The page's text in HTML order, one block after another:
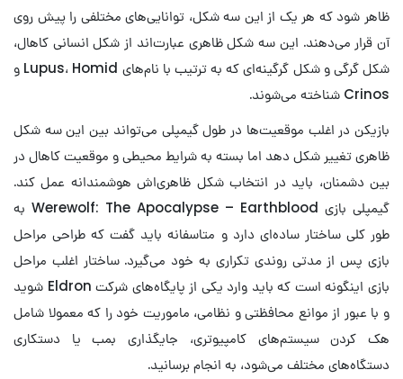
ظاهر شود که هر یک از این سه شکل، توانایی‌های مختلفی را پیش روی
آن قرار می‌دهند. این سه شکل ظاهری عبارت‌اند از شکل انسانی کاهال،
شکل گرگی و شکل گرگینه‌ای که به ترتیب با نام‌های Lupus، Homid و
Crinos شناخته می‌شوند.
بازیکن در اغلب موقعیت‌ها در طول گیمپلی می‌تواند بین این سه شکل
ظاهری تغییر شکل دهد اما بسته به شرایط محیطی و موقعیت کاهال در
بین دشمنان، باید در انتخاب شکل ظاهری‌اش هوشمندانه عمل کند.
گیمپلی بازی Werewolf: The Apocalypse – Earthblood به
طور کلی ساختار ساده‌ای دارد و متاسفانه باید گفت که طراحی مراحل
بازی پس از مدتی روندی تکراری به خود می‌گیرد. ساختار اغلب مراحل
بازی اینگونه است که باید وارد یکی از پایگاه‌های شرکت Eldron شوید
و با عبور از موانع محافظتی و نظامی، ماموریت خود را که معمولا شامل
هک کردن سیستم‌های کامپیوتری، جایگذاری بمب یا دستکاری
دستگاه‌های مختلف می‌شود، به انجام برسانید.